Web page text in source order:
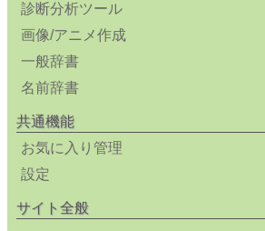
診断分析ツール
画像/アニメ作成
一般辞書
名前辞書
共通機能
お気に入り管理
設定
サイト全般